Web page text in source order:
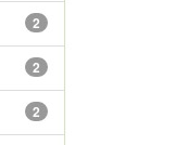
2
2
2